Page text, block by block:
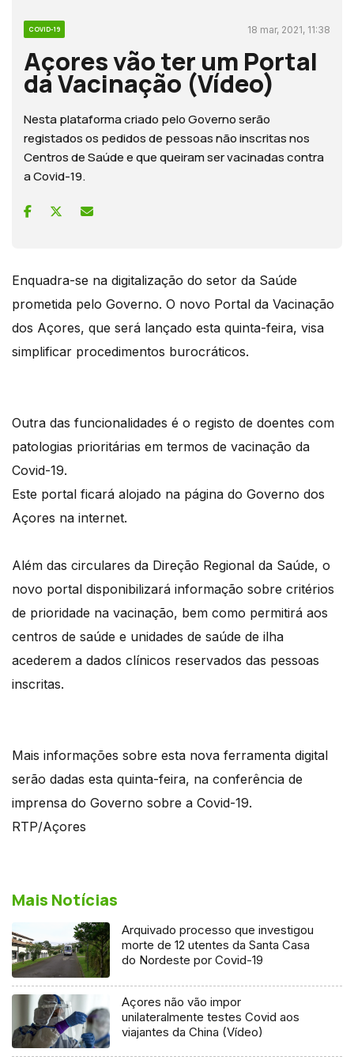
COVID-19 18 mar, 2021, 11:38
Açores vão ter um Portal
da Vacinação (Vídeo)
Nesta plataforma criado pelo Governo serão
registados os pedidos de pessoas não inscritas nos
Centros de Saúde e que queiram ser vacinadas contra
a Covid-19.
Enquadra-se na digitalização do setor da Saúde
prometida pelo Governo. O novo Portal da Vacinação
dos Açores, que será lançado esta quinta-feira, visa
simplificar procedimentos burocráticos.
Outra das funcionalidades é o registo de doentes com
patologias prioritárias em termos de vacinação da
Covid-19.
Este portal ficará alojado na página do Governo dos
Açores na internet.
Além das circulares da Direção Regional da Saúde, o
novo portal disponibilizará informação sobre critérios
de prioridade na vacinação, bem como permitirá aos
centros de saúde e unidades de saúde de ilha
acederem a dados clínicos reservados das pessoas
inscritas.
Mais informações sobre esta nova ferramenta digital
serão dadas esta quinta-feira, na conferência de
imprensa do Governo sobre a Covid-19.
RTP/Açores
Mais Notícias
Arquivado processo que investigou
morte de 12 utentes da Santa Casa
do Nordeste por Covid-19
Açores não vão impor
unilateralmente testes Covid aos
viajantes da China (Vídeo)